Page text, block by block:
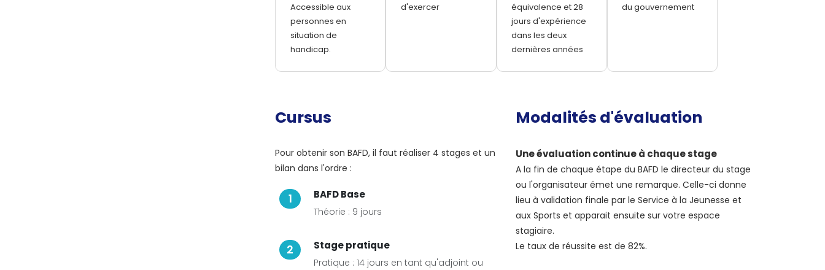
Accessible aux
personnes en
situation de
handicap.
d'exercer
équivalence et 28
jours d'expérience
dans les deux
dernières années
du gouvernement
Cursus
Pour obtenir son BAFD, il faut réaliser 4 stages et un
bilan dans l'ordre :
1 BAFD Base
Théorie : 9 jours
2 Stage pratique
Pratique : 14 jours en tant qu'adjoint ou
Modalités d'évaluation
Une évaluation continue à chaque stage
A la fin de chaque étape du BAFD le directeur du stage
ou l'organisateur émet une remarque. Celle-ci donne
lieu à validation finale par le Service à la Jeunesse et
aux Sports et apparait ensuite sur votre espace
stagiaire.
Le taux de réussite est de 82%.